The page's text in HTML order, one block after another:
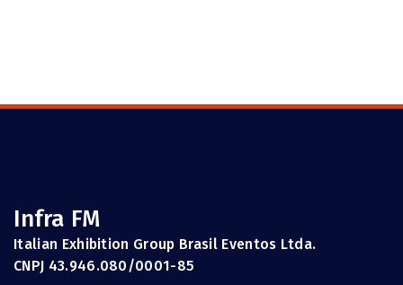
Infra FM
Italian Exhibition Group Brasil Eventos Ltda.
CNPJ 43.946.080/0001-85